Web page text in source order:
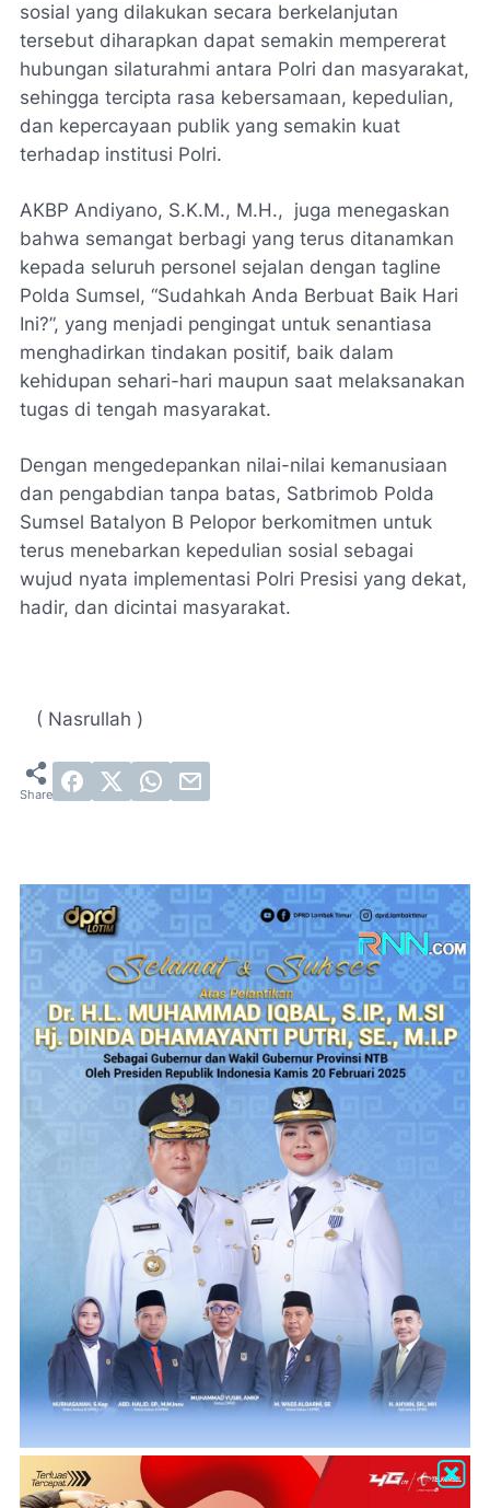
sosial yang dilakukan secara berkelanjutan
tersebut diharapkan dapat semakin mempererat
hubungan silaturahmi antara Polri dan masyarakat,
sehingga tercipta rasa kebersamaan, kepedulian,
dan kepercayaan publik yang semakin kuat
terhadap institusi Polri.
AKBP Andiyano, S.K.M., M.H., juga menegaskan
bahwa semangat berbagi yang terus ditanamkan
kepada seluruh personel sejalan dengan tagline
Polda Sumsel, “Sudahkah Anda Berbuat Baik Hari
Ini?”, yang menjadi pengingat untuk senantiasa
menghadirkan tindakan positif, baik dalam
kehidupan sehari-hari maupun saat melaksanakan
tugas di tengah masyarakat.
Dengan mengedepankan nilai-nilai kemanusiaan
dan pengabdian tanpa batas, Satbrimob Polda
Sumsel Batalyon B Pelopor berkomitmen untuk
terus menebarkan kepedulian sosial sebagai
wujud nyata implementasi Polri Presisi yang dekat,
hadir, dan dicintai masyarakat.
( Nasrullah )